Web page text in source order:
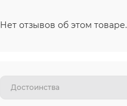
Нет отзывов об этом товаре.